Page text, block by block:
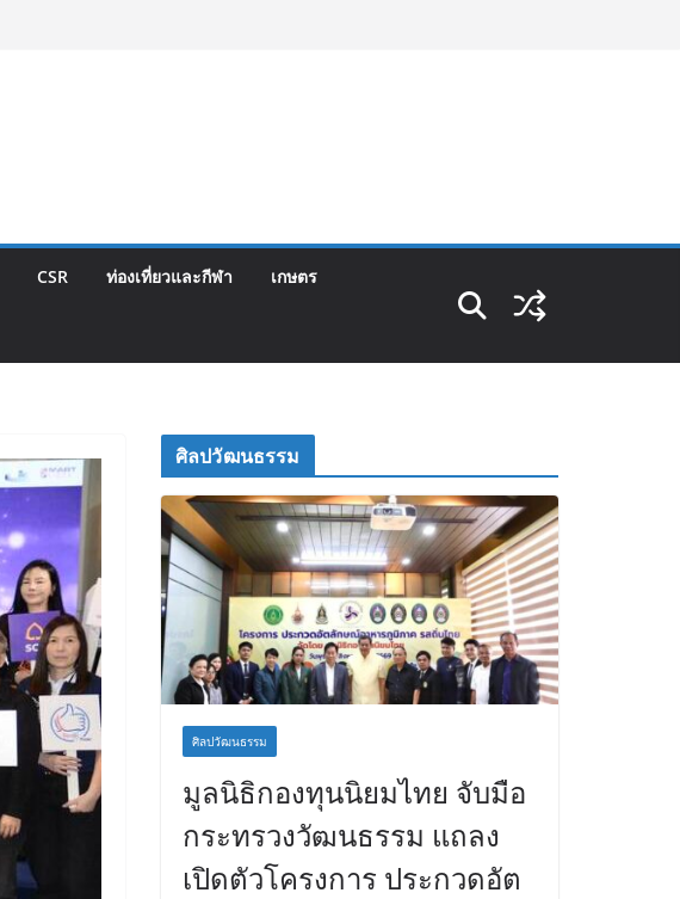
CSR ท่องเที่ยวและกีฬา เกษตร
ศิลปวัฒนธรรม
ศิลปวัฒนธรรม
มูลนิธิกองทุนนิยมไทย จับมือ
กระทรวงวัฒนธรรม แถลง
เปิดตัวโครงการ ประกวดอัต